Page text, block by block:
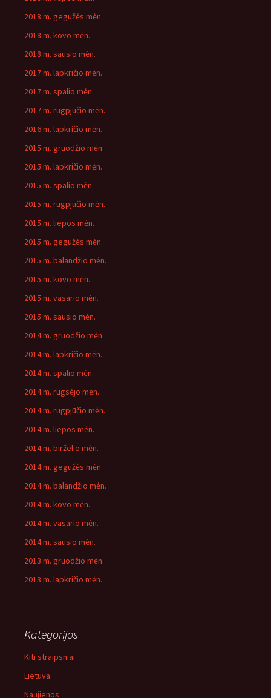
2018 m. gegužės mėn.
2018 m. kovo mėn.
2018 m. sausio mėn.
2017 m. lapkričio mėn.
2017 m. spalio mėn.
2017 m. rugpjūčio mėn.
2016 m. lapkričio mėn.
2015 m. gruodžio mėn.
2015 m. lapkričio mėn.
2015 m. spalio mėn.
2015 m. rugpjūčio mėn.
2015 m. liepos mėn.
2015 m. gegužės mėn.
2015 m. balandžio mėn.
2015 m. kovo mėn.
2015 m. vasario mėn.
2015 m. sausio mėn.
2014 m. gruodžio mėn.
2014 m. lapkričio mėn.
2014 m. spalio mėn.
2014 m. rugsėjo mėn.
2014 m. rugpjūčio mėn.
2014 m. liepos mėn.
2014 m. birželio mėn.
2014 m. gegužės mėn.
2014 m. balandžio mėn.
2014 m. kovo mėn.
2014 m. vasario mėn.
2014 m. sausio mėn.
2013 m. gruodžio mėn.
2013 m. lapkričio mėn.
Kategorijos
Kiti straipsniai
Lietuva
Naujienos